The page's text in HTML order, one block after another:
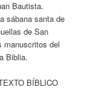
Bautista.
sábana santa de
de San
manuscritos del
Biblia.
BÍBLICO